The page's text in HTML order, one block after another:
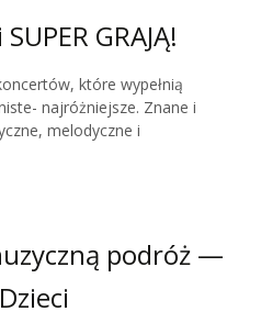
GRAJĄ!
które wypełnią
najróżniejsze. Znane i
melodyczne i
odkryli bogactwo ich
podróż —